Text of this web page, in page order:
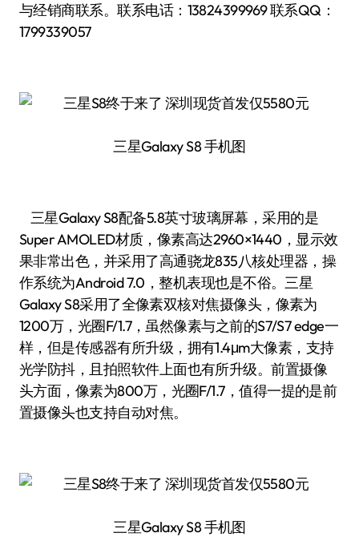
与经销商联系。联系电话：13824399969 联系QQ：
1799339057
三星Galaxy S8 手机图
三星Galaxy S8配备5.8英寸玻璃屏幕，采用的是
Super AMOLED材质，像素高达2960×1440，显示效
果非常出色，并采用了高通骁龙835八核处理器，操
作系统为Android 7.0，整机表现也是不俗。三星
Galaxy S8采用了全像素双核对焦摄像头，像素为
1200万，光圈F/1.7，虽然像素与之前的S7/S7 edge一
样，但是传感器有所升级，拥有1.4μm大像素，支持
光学防抖，且拍照软件上面也有所升级。前置摄像
头方面，像素为800万，光圈F/1.7，值得一提的是前
置摄像头也支持自动对焦。
三星Galaxy S8 手机图